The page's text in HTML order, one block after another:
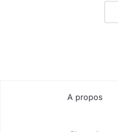
A propos